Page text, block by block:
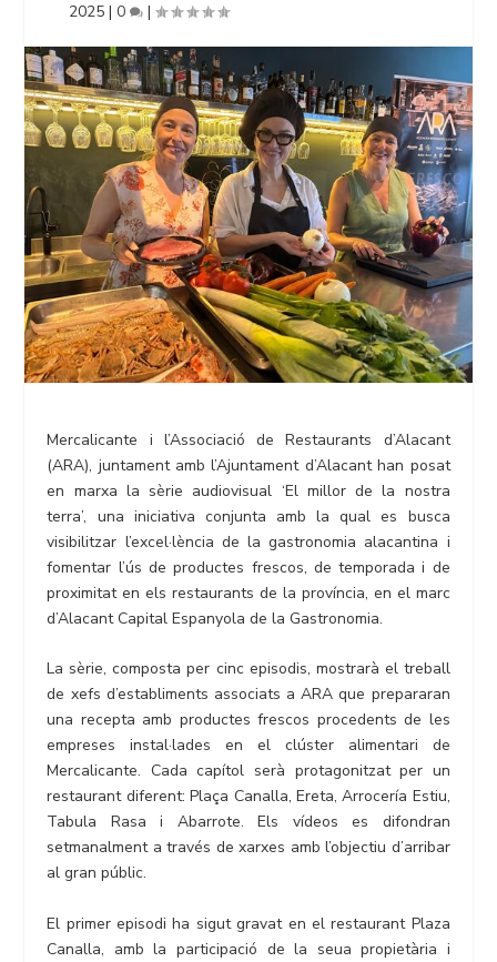
2025 |0 |
Mercalicante i l’Associació de Restaurants d’Alacant
(ARA), juntament amb l’Ajuntament d’Alacant han posat
en marxa la sèrie audiovisual ‘El millor de la nostra
terra’, una iniciativa conjunta amb la qual es busca
visibilitzar l’excel·lència de la gastronomia alacantina i
fomentar l’ús de productes frescos, de temporada i de
proximitat en els restaurants de la província, en el marc
d’Alacant Capital Espanyola de la Gastronomia.
La sèrie, composta per cinc episodis, mostrarà el treball
de xefs d’establiments associats a ARA que prepararan
una recepta amb productes frescos procedents de les
empreses instal·lades en el clúster alimentari de
Mercalicante. Cada capítol serà protagonitzat per un
restaurant diferent: Plaça Canalla, Ereta, Arrocería Estiu,
Tabula Rasa i Abarrote. Els vídeos es difondran
setmanalment a través de xarxes amb l’objectiu d’arribar
al gran públic.
El primer episodi ha sigut gravat en el restaurant Plaza
Canalla, amb la participació de la seua propietària i